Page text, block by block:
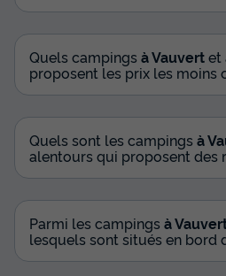
Quels campings à Vauvertet
proposent les prix les moins
Quels sont les campings à
alentours qui proposent des
Parmi les campings à
lesquels sont situés en bord